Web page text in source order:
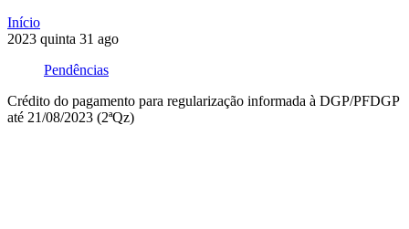
Início
2023 quinta 31 ago
Pendências
Crédito do pagamento para regularização informada à DGP/PFDGP
até 21/08/2023 (2ªQz)